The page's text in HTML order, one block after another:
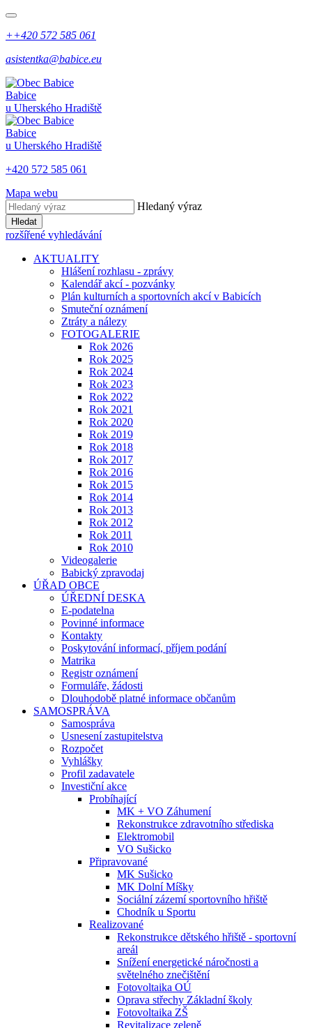
++420 572 585 061
asistentka@babice.eu
Babice
u Uherského Hradiště
Babice
u Uherského Hradiště
+420 572 585 061
Mapa webu
Hledaný výraz
Hledat
rozšířené vyhledávání
AKTUALITY
Hlášení rozhlasu - zprávy
Kalendář akcí - pozvánky
Plán kulturních a sportovních akcí v Babicích
Smuteční oznámení
Ztráty a nálezy
FOTOGALERIE
Rok 2026
Rok 2025
Rok 2024
Rok 2023
Rok 2022
Rok 2021
Rok 2020
Rok 2019
Rok 2018
Rok 2017
Rok 2016
Rok 2015
Rok 2014
Rok 2013
Rok 2012
Rok 2011
Rok 2010
Videogalerie
Babický zpravodaj
ÚŘAD OBCE
ÚŘEDNÍ DESKA
E-podatelna
Povinné informace
Kontakty
Poskytování informací, příjem podání
Matrika
Registr oznámení
Formuláře, žádosti
Dlouhodobě platné informace občanům
SAMOSPRÁVA
Samospráva
Usnesení zastupitelstva
Rozpočet
Vyhlášky
Profil zadavatele
Investiční akce
Probíhající
MK + VO Záhumení
Rekonstrukce zdravotního střediska
Elektromobil
VO Sušicko
Připravované
MK Sušicko
MK Dolní Míšky
Sociální zázemí sportovního hřiště
Chodník u Sportu
Realizované
Rekonstrukce dětského hřiště - sportovní
areál
Snížení energetické náročnosti a
světelného znečištění
Fotovoltaika OÚ
Oprava střechy Základní školy
Fotovoltaika ZŠ
Revitalizace zeleně